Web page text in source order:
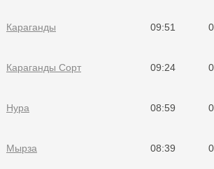
Караганды 09:51
Караганды Сорт 09:24
Нура 08:59
Мырза 08:39